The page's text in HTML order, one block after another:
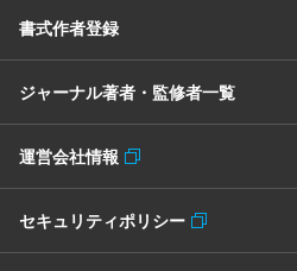
書式作者登録
ジャーナル著者・監修者一覧
運営会社情報
セキュリティポリシー